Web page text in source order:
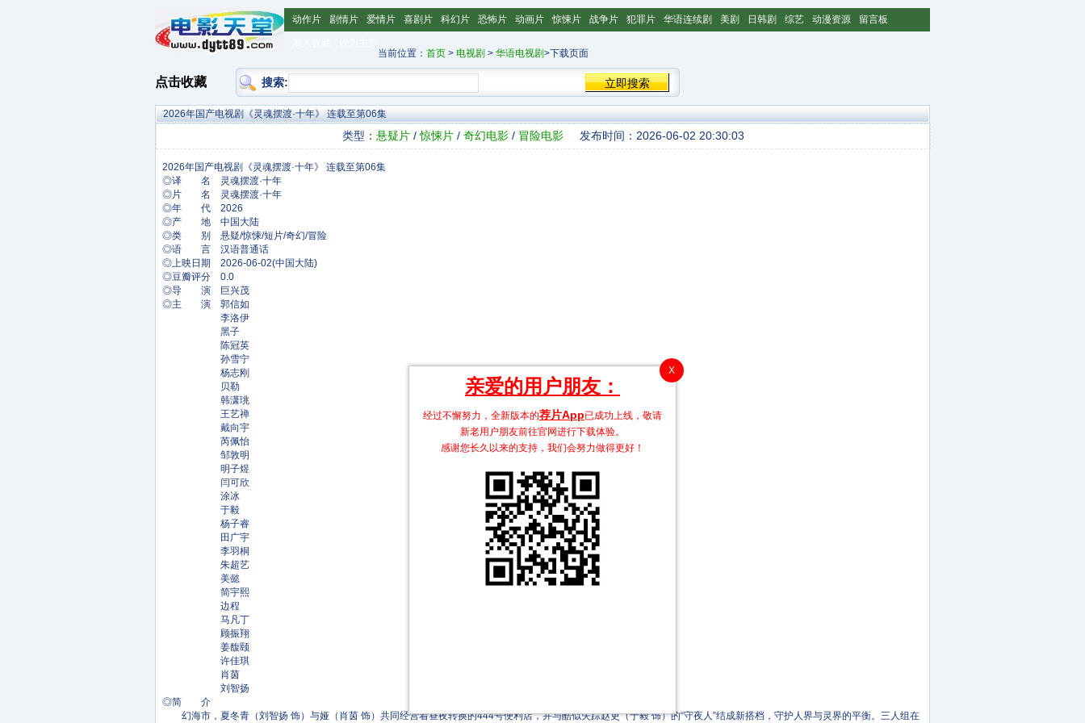
动作片 剧情片 爱情片 喜剧片 科幻片 恐怖片 动画片 惊悚片 战争片 犯罪片 华语连续剧 美剧 日韩剧 综艺 动漫资源 留言板
当前位置： 首页 > 电视剧 > 华语电视剧>下载页面
点击收藏 搜索:
2026年国产电视剧《灵魂摆渡·十年》 连载至第06集
类型： 悬疑片 /惊悚片 / 奇幻电影 / 冒险电影 发布时间：2026-06-02 20:30:03
◎译 名 灵魂摆渡·十年
◎片 名 灵魂摆渡·十年
◎年 代 2026
◎产 地 中国大陆
◎类 别 悬疑/惊悚/短片/奇幻/冒险
◎语 言 汉语普通话
◎上映日期 2026-06-02(中国大陆)
◎豆瓣评分 0.0
◎导 演 巨兴茂
◎主 演 郭信如
李洛伊
黑子
陈冠英
孙雪宁
杨志刚
贝勒
韩潇珧
王艺禅
戴向宇
芮佩怡
邹敦明
明子煜
闫可欣
涂冰
于毅
杨子睿
田广宇
李羽桐
朱超艺
美懿
简宇熙
边程
马凡丁
顾振翔
姜馥颐
许佳琪
肖茵
刘智扬
◎简 介
幻海市，夏冬青（刘智扬 饰）与娅（肖茵 饰）共同经营着昼夜转换的444号便利店，并与酷似失踪赵吏（于毅 饰）的“守夜人”结成新搭档，守护人界与灵界的平衡。三人组在
X
亲爱的用户朋友：
经过不懈努力，全新版本的荐片App已成功上线，敬请
新老用户朋友前往官网进行下载体验。
感谢您长久以来的支持，我们会努力做得更好！